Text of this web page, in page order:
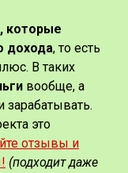
которые
дохода, то есть
В таких
вообще, а
зарабатывать.
это
отзывы и
(подходит даже